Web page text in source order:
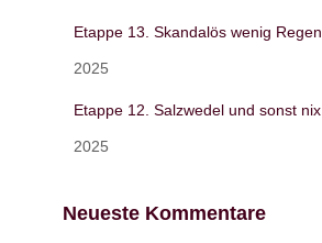
Etappe 13. Skandalös wenig Regen
2025
Etappe 12. Salzwedel und sonst nix
2025
Neueste Kommentare